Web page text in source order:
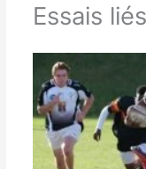
Essais liés